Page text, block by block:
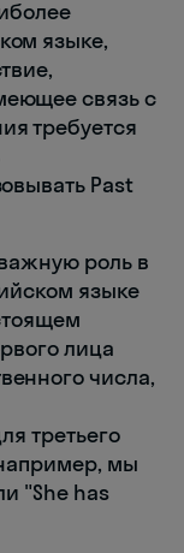
языке,
связь с
требуется
Past
роль в
языке
лица
числа,
третьего
мы
"She has